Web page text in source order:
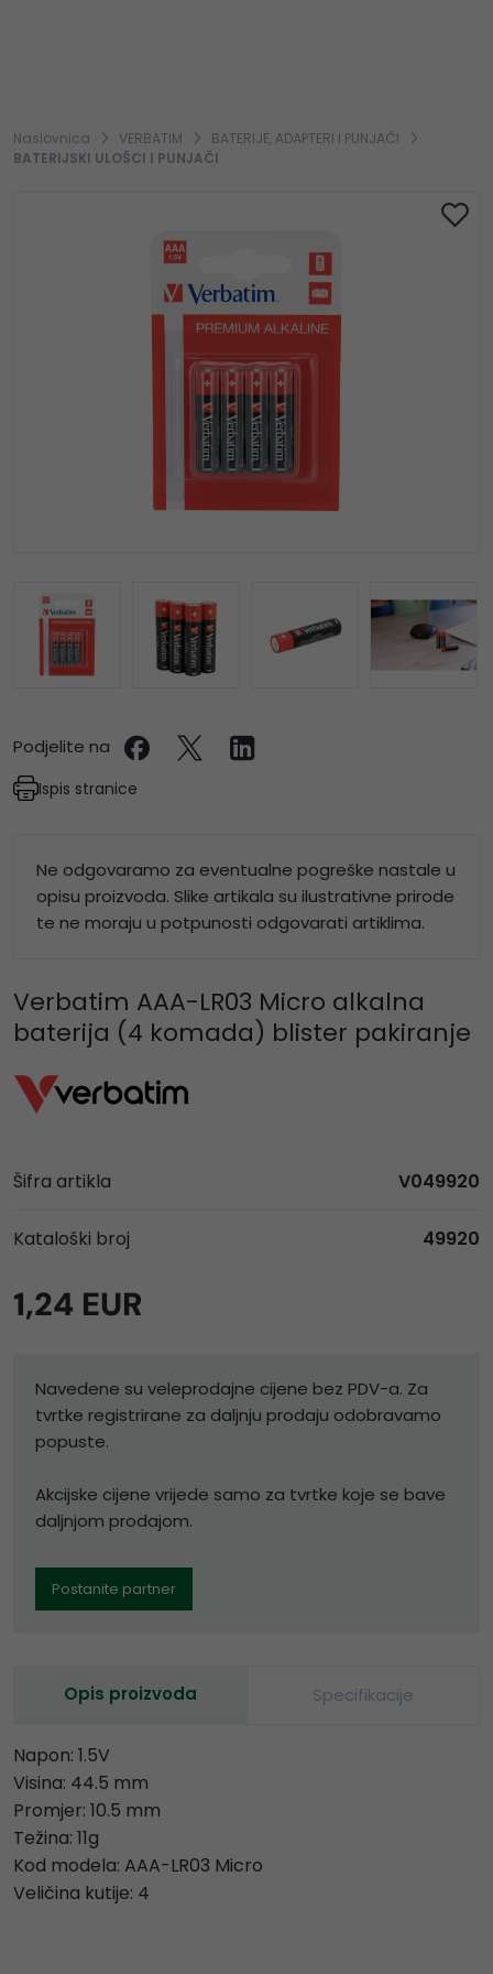
Naslovnica VERBATIM
BATERIJE, ADAPTERI I PUNJAČI
BATERIJSKI ULOŠCI I PUNJAČI
Podjelite na
Ispis stranice
Ne odgovaramo za eventualne pogreške nastale u
opisu proizvoda. Slike artikala su ilustrativne prirode
te ne moraju u potpunosti odgovarati artiklima.
Verbatim AAA-LR03 Micro alkalna
baterija (4 komada) blister pakiranje
Šifra artikla V049920
Kataloški broj 49920
1,24 EUR
Navedene su veleprodajne cijene bez PDV-a. Za
tvrtke registrirane za daljnju prodaju odobravamo
popuste.
Akcijske cijene vrijede samo za tvrtke koje se bave
daljnjom prodajom.
Postanite partner
Opis proizvoda Specifikacije
Napon: 1.5V
Visina: 44.5 mm
Promjer: 10.5 mm
Težina: 11g
Kod modela: AAA-LR03 Micro
Veličina kutije: 4